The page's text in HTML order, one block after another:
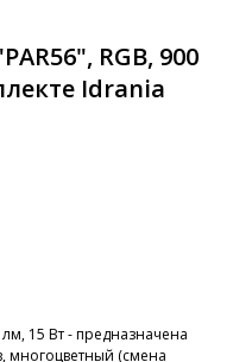
RGB, 900
Idrania
15 Вт - предназначена
многоцветный (смена